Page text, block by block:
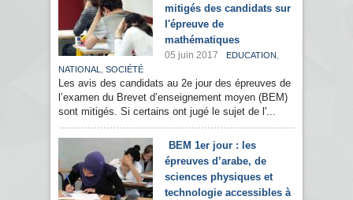
mitigés des candidats sur
l'épreuve de
mathématiques
05 juin 2017 EDUCATION ,
NATIONAL , SOCIÉTÉ
Les avis des candidats au 2e jour des épreuves de
l’examen du Brevet d’enseignement moyen (BEM)
sont mitigés. Si certains ont jugé le sujet de l'...
BEM 1er jour : les
épreuves d’arabe, de
sciences physiques et
technologie accessibles à